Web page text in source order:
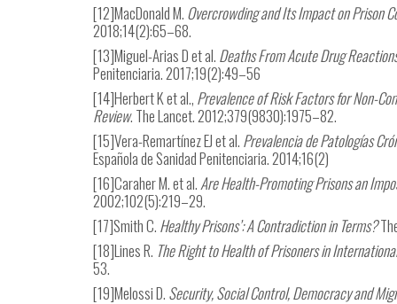
[12]MacDonald M. Overcrowding and Its Impact on Prison
2018;14(2):65–68.
[13]Miguel-Arias D et al. Deaths From Acute Drug
Penitenciaria. 2017;19(2):49–56
[14]Herbert K et al., Prevalence of Risk Factors for Non-
Review. The Lancet. 2012;379(9830):1975–82.
[15]Vera-Remartínez EJ et al. Prevalencia de Patologías
Española de Sanidad Penitenciaria. 2014;16(2)
[16]Caraher M. et al. Are Health-Promoting Prisons an
2002;102(5):219–29.
[17]Smith C. Healthy Prisons’: A Contradiction in Terms?
[18]Lines R. The Right to Health of Prisoners in
53.
[19]Melossi D. Security, Social Control, Democracy and